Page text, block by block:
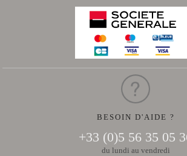
BESOIN D'AIDE ?
+33 (0)5 56 35 05
du lundi au vendredi